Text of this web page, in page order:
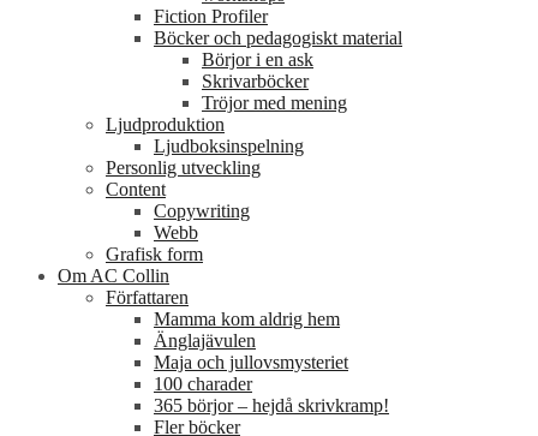
Fiction Profiler
Böcker och pedagogiskt material
Börjor i en ask
Skrivarböcker
Tröjor med mening
Ljudproduktion
Ljudboksinspelning
Personlig utveckling
Content
Copywriting
Webb
Grafisk form
Om AC Collin
Författaren
Mamma kom aldrig hem
Änglajävulen
Maja och jullovsmysteriet
100 charader
365 börjor – hejdå skrivkramp!
Fler böcker